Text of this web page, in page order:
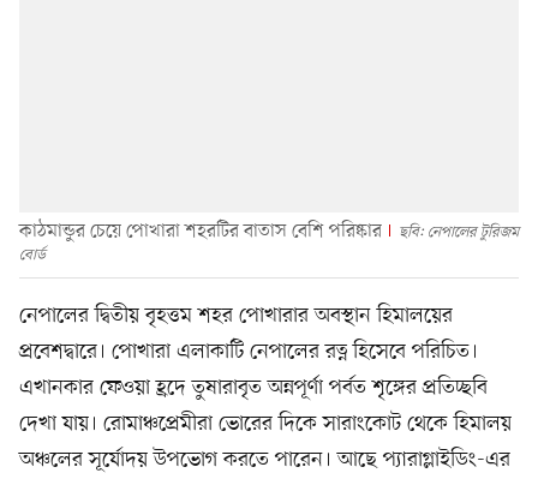
কাঠমান্ডুর চেয়ে পোখারা শহরটির বাতাস বেশি পরিষ্কার
ছবি: নেপালের টুরিজম
বোর্ড
নেপালের দ্বিতীয় বৃহত্তম শহর পোখারার অবস্থান হিমালয়ের
প্রবেশদ্বারে। পোখারা এলাকাটি নেপালের রত্ন হিসেবে পরিচিত।
এখানকার ফেওয়া হ্রদে তুষারাবৃত অন্নপূর্ণা পর্বত শৃঙ্গের প্রতিচ্ছবি
দেখা যায়। রোমাঞ্চপ্রেমীরা ভোরের দিকে সারাংকোট থেকে হিমালয়
অঞ্চলের সূর্যোদয় উপভোগ করতে পারেন। আছে প্যারাগ্লাইডিং-এর